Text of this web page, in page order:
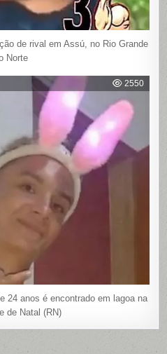
de rival em Assú, no Rio Grande
Norte
2550
24 anos é encontrado em lagoa na
de Natal (RN)